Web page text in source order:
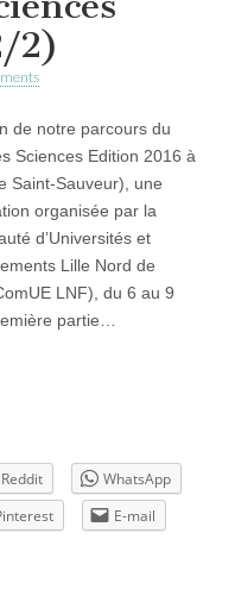
2)
de notre parcours du
Sciences Edition 2016 à
Saint-Sauveur), une
organisée par la
d’Universités et
Lille Nord de
LNF), du 6 au 9
partie…
Reddit
WhatsApp
E-mail